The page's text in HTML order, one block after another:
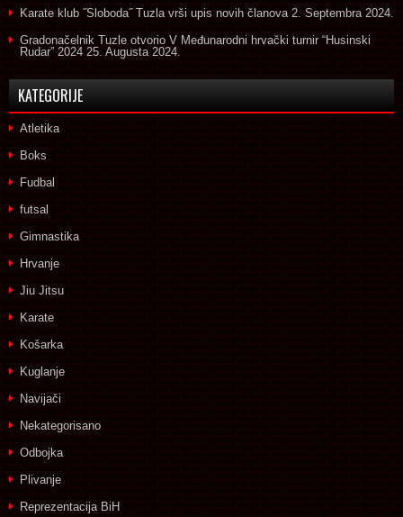
Karate klub ˝Sloboda˝ Tuzla vrši upis novih članova 2. Septembra 2024.
Gradonačelnik Tuzle otvorio V Međunarodni hrvački turnir “Husinski
Rudar” 2024 25. Augusta 2024.
KATEGORIJE
Atletika
Boks
Fudbal
futsal
Gimnastika
Hrvanje
Jiu Jitsu
Karate
Košarka
Kuglanje
Navijači
Nekategorisano
Odbojka
Plivanje
Reprezentacija BiH